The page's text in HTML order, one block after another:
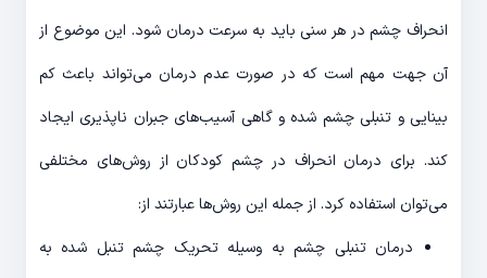
انحراف چشم در هر سنی باید به سرعت درمان شود. این موضوع از
آن جهت مهم است که در صورت عدم درمان می‌تواند باعث کم
بینایی و تنبلی چشم شده و گاهی آسیب‌های جبران ناپذیری ایجاد
کند. برای درمان انحراف در چشم کودکان از روش‌های مختلفی
می‌توان استفاده کرد. از جمله این روش‌ها عبارتند از:
درمان تنبلی چشم به وسیله تحریک چشم تنبل شده به